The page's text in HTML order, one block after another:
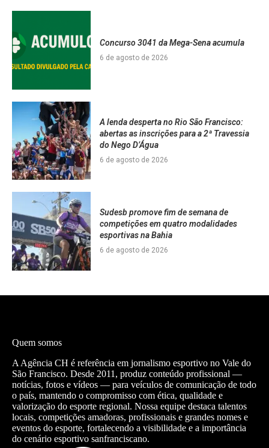
Concurso 3041 da Mega-Sena acumula
6 de agosto de 2026
A lenda desperta no Rio São Francisco:
abertas as inscrições para a 2ª Travessia
do Nego D’Água
6 de agosto de 2026
Sudesb promove fim de semana de
competições em quatro modalidades
esportivas na Bahia
6 de agosto de 2026
Quem somos
A Agência CH é referência em jornalismo esportivo no Vale do
São Francisco. Desde 2011, produz conteúdo profissional —
notícias, fotos e vídeos — para veículos de comunicação de todo
o país, mantendo o compromisso com ética, qualidade e
valorização do esporte regional. Nossa equipe destaca talentos
locais, competições amadoras, profissionais e grandes nomes e
eventos do esporte, fortalecendo a visibilidade e a importância
do cenário esportivo sanfranciscano.